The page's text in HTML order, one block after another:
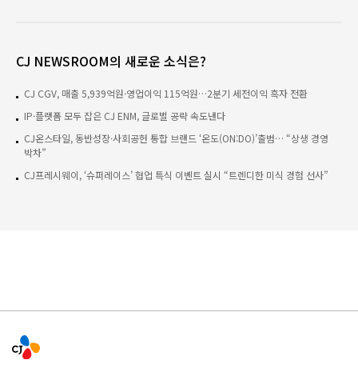
CJ NEWSROOM의 새로운 소식은?
CJ CGV, 매출 5,939억원·영업이익 115억원…2분기 세전이익 흑자 전환
IP·플랫폼 모두 잡은 CJ ENM, 글로벌 공략 속도낸다
CJ온스타일, 동반성장·사회공헌 통합 브랜드 ‘온도(ON:DO)’출범… “상생 경영
박차”
CJ프레시웨이, ‘슈퍼레이스’ 협업 특식 이벤트 실시 “트렌디한 미식 경험 선사”